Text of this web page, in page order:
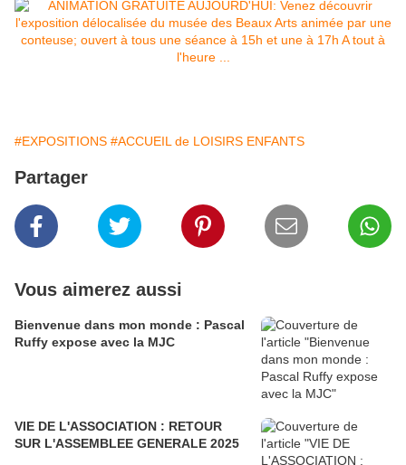
#EXPOSITIONS #ACCUEIL de LOISIRS ENFANTS
Partager
Vous aimerez aussi
Bienvenue dans mon monde : Pascal
Ruffy expose avec la MJC
VIE DE L'ASSOCIATION : RETOUR
SUR L'ASSEMBLEE GENERALE 2025